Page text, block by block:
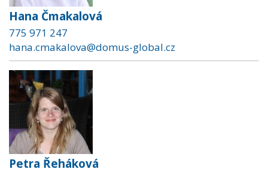
Hana Čmakalová
775 971 247
hana.cmakalova@domus-global.cz
Petra Řeháková